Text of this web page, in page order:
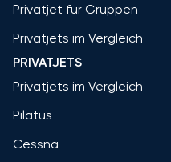
Privatjet für Gruppen
Privatjets im Vergleich
PRIVATJETS
Privatjets im Vergleich
Pilatus
Cessna